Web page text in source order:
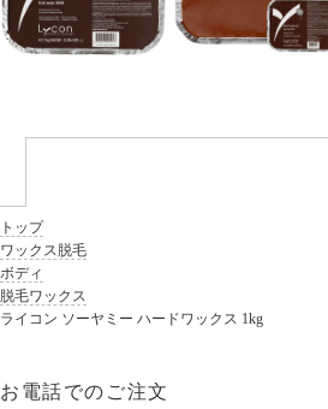
トップ
ワックス脱毛
ボディ
脱毛ワックス
ライコン ソーヤミー ハードワックス 1kg
お電話でのご注文